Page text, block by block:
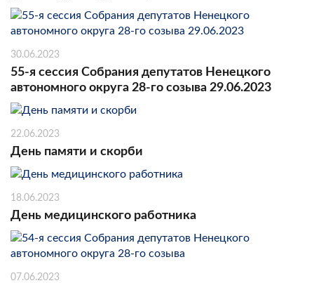
30.06.2023
55-я сессия Собрания депутатов Ненецкого
автономного округа 28-го созыва 29.06.2023
22.06.2023
День памяти и скорби
18.06.2023
День медицинского работника
07.06.2023